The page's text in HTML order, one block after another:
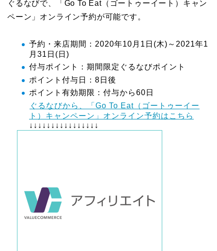
ぐるなびで、「Go To Eat（ゴートゥーイート）キャン
ペーン」オンライン予約が可能です。
予約・来店期間：2020年10月1日(木)～2021年1
月31日(日)
付与ポイント：期間限定ぐるなびポイント
ポイント付与日：8日後
ポイント有効期限：付与から60日
ぐるなびから、「Go To Eat（ゴートゥーイー
ト）キャンペーン」オンライン予約はこちら
↓↓↓↓↓↓↓↓↓↓↓↓↓↓↓↓